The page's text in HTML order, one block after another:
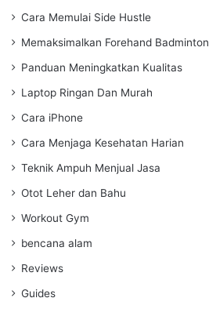
Cara Memulai Side Hustle
Memaksimalkan Forehand Badminton
Panduan Meningkatkan Kualitas
Laptop Ringan Dan Murah
Cara iPhone
Cara Menjaga Kesehatan Harian
Teknik Ampuh Menjual Jasa
Otot Leher dan Bahu
Workout Gym
bencana alam
Reviews
Guides